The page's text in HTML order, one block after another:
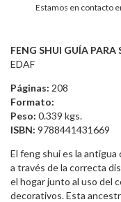
Estamos en contacto
FENG SHUI GUÍA
EDAF
Páginas: 208
Formato:
Peso: 0.339 kgs.
ISBN: 9788441431669
El feng shui es la
a través de la correcta
el hogar junto al uso del
decorativos. Esta